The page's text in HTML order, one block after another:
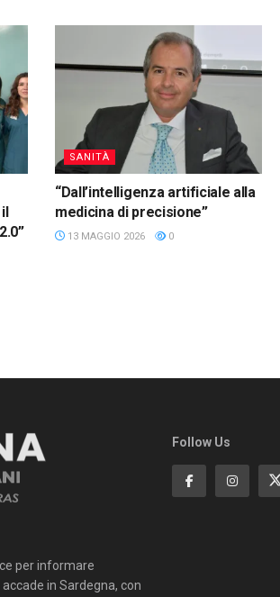
SANITÀ
“Dall’intelligenza artificiale alla
medicina di precisione”
13 MAGGIO 2026 0
per informare
in Sardegna, con
Follow Us